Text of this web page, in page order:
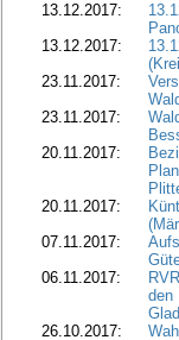
13.12.2017:
13.12.2017:
23.11.2017:
23.11.2017:
20.11.2017:
20.11.2017:
07.11.2017:
06.11.2017:
den
26.10.2017: